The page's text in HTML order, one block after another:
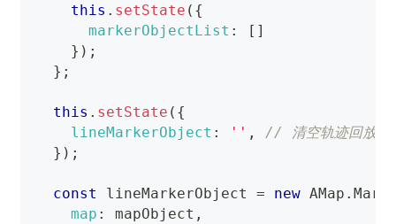
this . setState ( {
markerObjectList : [ ]
} ) ;
} ;
this . setState ( {
lineMarkerObject : '' ,
// 清空轨迹回放实
} ) ;
const lineMarkerObject = new AMap .
map : mapObject ,